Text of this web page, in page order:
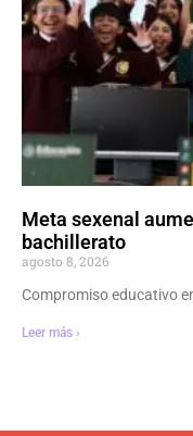
Meta sexenal
bachillerato
agosto 8, 2026
Compromiso educativo
Leer más ›